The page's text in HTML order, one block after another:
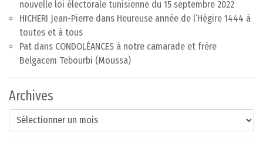
nouvelle loi électorale tunisienne du 15 septembre 2022
HICHERI Jean-Pierre dans Heureuse année de l’Hégire 1444 à
toutes et à tous
Pat dans CONDOLÉANCES à notre camarade et frère
Belgacem Tebourbi (Moussa)
Archives
Archives